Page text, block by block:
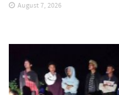
August 7, 2026